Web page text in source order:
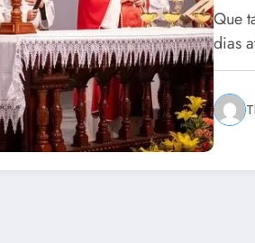
Que
dias